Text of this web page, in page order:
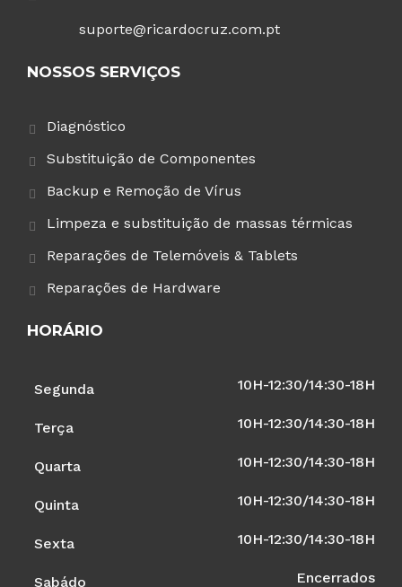
suporte@ricardocruz.com.pt
NOSSOS SERVIÇOS
Diagnóstico
Substituição de Componentes
Backup e Remoção de Vírus
Limpeza e substituição de massas térmicas
Reparações de Telemóveis & Tablets
Reparações de Hardware
HORÁRIO
Segunda 10H-12:30/14:30-18H
Terça 10H-12:30/14:30-18H
Quarta 10H-12:30/14:30-18H
Quinta 10H-12:30/14:30-18H
Sexta 10H-12:30/14:30-18H
Sabádo Encerrados